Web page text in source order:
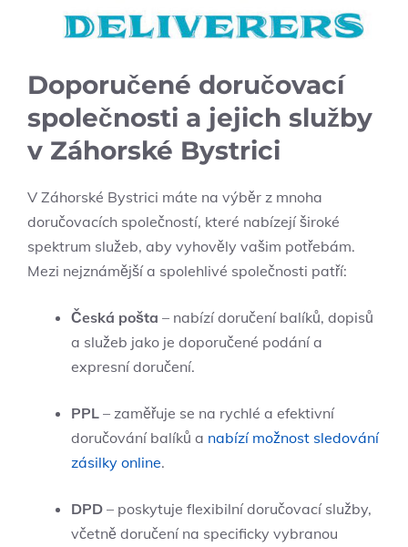
Doporučené doručovací
společnosti a jejich služby
v Záhorské Bystrici
V Záhorské Bystrici máte na výběr z mnoha
doručovacích společností, které nabízejí⁤ široké
spektrum služeb, aby vyhověly vašim potřebám.
Mezi nejznámější a spolehlivé společnosti patří:
Česká⁣ pošta – nabízí doručení balíků, dopisů
a služeb jako‌ je doporučené podání a
expresní ​doručení.
PPL – zaměřuje se na rychlé a efektivní
doručování balíků a nabízí možnost sledování
zásilky online.
DPD – poskytuje flexibilní doručovací služby,
včetně doručení na specificky vybranou